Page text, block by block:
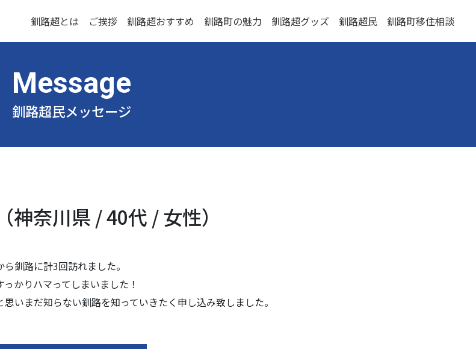
釧路超とは ご挨拶 釧路超おすすめ 釧路町の魅力 釧路超グッズ 釧路超民 釧路町移住相談
釧路超民メッセージ
奈川県 / 40代 / 女性）
釧路に計3回訪れました。
かりハマってしまいました！
いまだ知らない釧路を知っていきたく申し込み致しました。